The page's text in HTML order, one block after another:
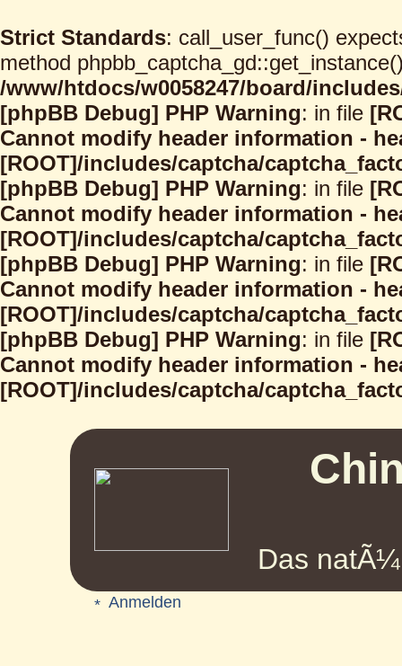
Strict Standards: call_user_func()
method
/www/htdocs/w0058247/board/
[phpBB Debug] PHP Warning: in file
Cannot modify header information -
[ROOT]/includes/captcha/
[phpBB Debug] PHP Warning: in file
Cannot modify header information -
[ROOT]/includes/captcha/
[phpBB Debug] PHP Warning: in file
Cannot modify header information -
[ROOT]/includes/captcha/
[phpBB Debug] PHP Warning: in file
Cannot modify header information -
[ROOT]/includes/captcha/
Das
Anmelden